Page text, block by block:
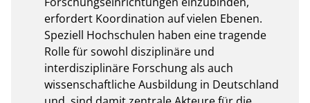
erfordert Koordination auf vielen Ebenen.
Speziell Hochschulen haben eine tragende
Rolle für sowohl disziplinäre und
interdisziplinäre Forschung als auch
wissenschaftliche Ausbildung in Deutschland